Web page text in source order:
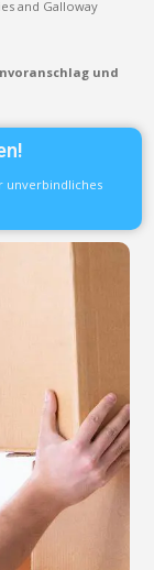
and Galloway
und
unverbindliches